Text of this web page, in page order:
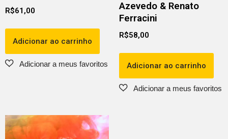
R$61,00
Adicionar ao carrinho
Azevedo & Renato
Ferracini
R$58,00
Adicionar ao carrinho